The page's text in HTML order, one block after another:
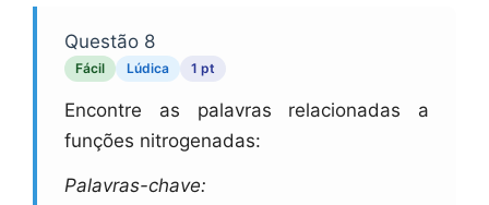
Questão 8
Fácil Lúdica 1 pt
Encontre as palavras relacionadas a
funções nitrogenadas:
Palavras-chave: